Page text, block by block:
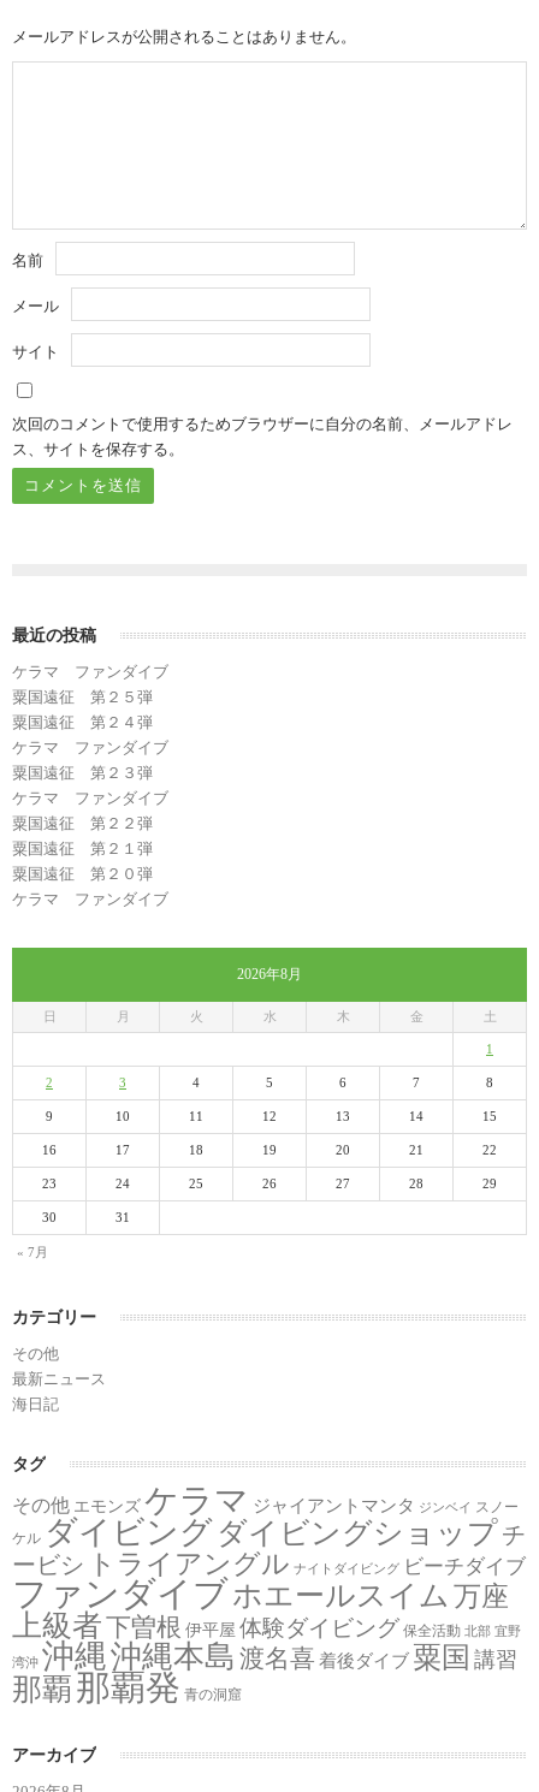
メールアドレスが公開されることはありません。
名前
メール
サイト
次回のコメントで使用するためブラウザーに自分の名前、メールアドレ
ス、サイトを保存する。
最近の投稿
ケラマ ファンダイブ
粟国遠征 第２５弾
粟国遠征 第２４弾
ケラマ ファンダイブ
粟国遠征 第２３弾
ケラマ ファンダイブ
粟国遠征 第２２弾
粟国遠征 第２１弾
粟国遠征 第２０弾
ケラマ ファンダイブ
2026年8月
日 月 火 水 木 金 土
« 7月
1
2 3 4 5 6 7 8
9 10 11 12 13 14 15
16 17 18 19 20 21 22
23 24 25 26 27 28 29
30 31
カテゴリー
その他
最新ニュース
海日記
タグ
その他 エモンズ ケラマ ジャイアントマンタ ジンベイ スノー
ケル ダイビング ダイビングショップチ
ービシ トライアングル ナイトダイビング ビーチダイブ
ファンダイブホエールスイム 万座
上級者下曽根 伊平屋 体験ダイビング 保全活動 北部 宜野
湾沖 沖縄沖縄本島 渡名喜 着後ダイブ 粟国 講習
那覇 那覇発 青の洞窟
アーカイブ